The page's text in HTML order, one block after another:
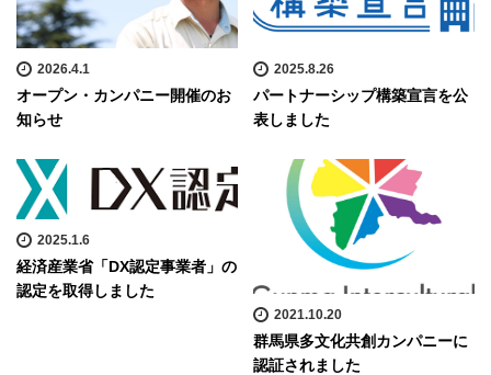
2026.4.1
オープン・カンパニー開催のお
知らせ
2025.8.26
パートナーシップ構築宣言を公
表しました
2025.1.6
経済産業省「DX認定事業者」の
認定を取得しました
2021.10.20
群馬県多文化共創カンパニーに
認証されました